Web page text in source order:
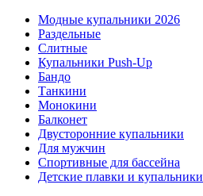
Модные купальники 2026
Раздельные
Слитные
Купальники Push-Up
Бандо
Танкини
Монокини
Балконет
Двусторонние купальники
Для мужчин
Спортивные для бассейна
Детские плавки и купальники